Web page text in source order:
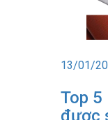
13/01/
Top 5
được